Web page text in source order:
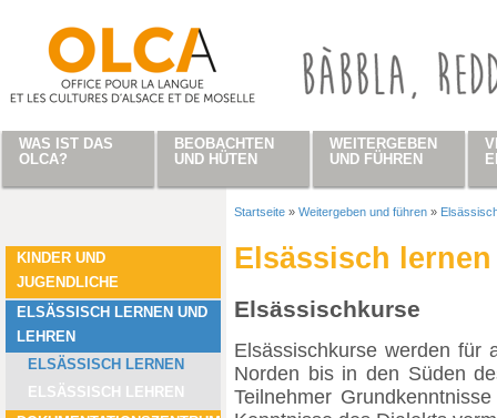
KINDER UND
JUGENDLICHE
ELSÄSSISCH LERNEN UND
LEHREN
ELSÄSSISCH LERNEN
ELSÄSSISCH LEHREN
Sie sind hier
Startseite » Weitergeben und führen »
Elsässisch lernen
Elsässischkurse
Elsässischkurse werden für
Norden bis in den Süden
Teilnehmer
WAS IST DAS
OLCA?
BEOBACHTEN
UND HÜTEN
WEITERGEBEN
UND FÜHREN